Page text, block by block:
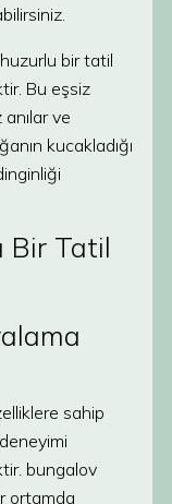
bir tatil
Bu eşsiz
ve
kucakladığı
Bir Tatil
sahip
bungalov
ortamda